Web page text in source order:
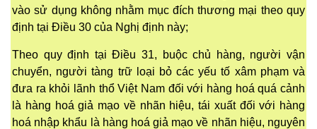
vào sử dụng không nhằm mục đích thương mại theo quy
định tại Điều 30 của Nghị định này;
Theo quy định tại Điều 31, buộc chủ hàng, người vận
chuyển, người tàng trữ loại bỏ các yếu tố xâm phạm và
đưa ra khỏi lãnh thổ Việt Nam đối với hàng hoá quá cảnh
là hàng hoá giả mạo về nhãn hiệu, tái xuất đối với hàng
hoá nhập khẩu là hàng hoá giả mạo về nhãn hiệu, nguyên